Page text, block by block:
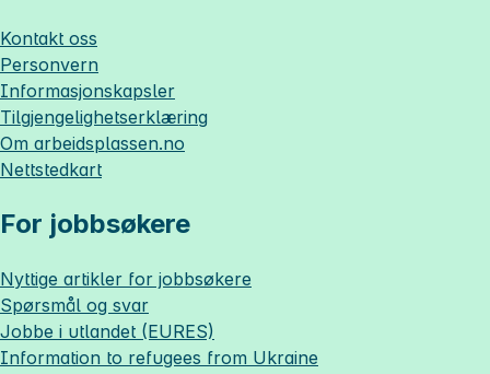
Kontakt oss
Personvern
Informasjonskapsler
Tilgjengelighetserklæring
Om arbeidsplassen.no
Nettstedkart
For jobbsøkere
Nyttige artikler for jobbsøkere
Spørsmål og svar
Jobbe i utlandet (EURES)
Information to refugees from Ukraine